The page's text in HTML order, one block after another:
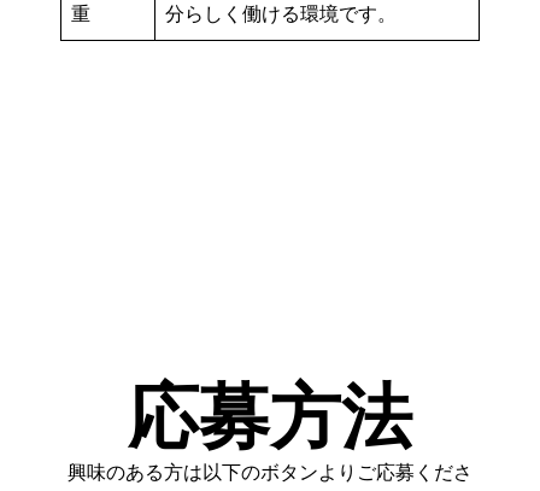
重
分らしく働ける環境です。
応募方法
興味のある方は以下のボタンよりご応募くださ